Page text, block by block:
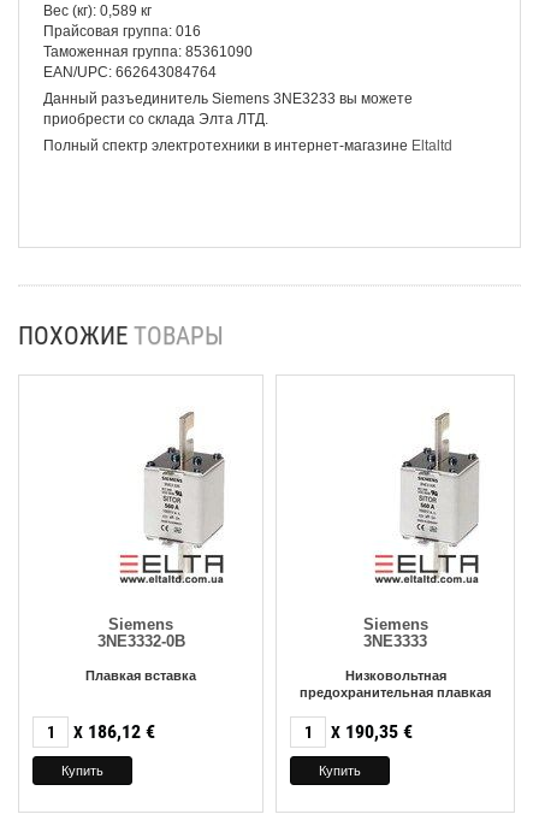
Вес (кг): 0,589 кг
Прайсовая группа: 016
Таможенная группа: 85361090
EAN/UPC: 662643084764
Данный разъединитель Siemens 3NE3233 вы можете
приобрести со склада Элта ЛТД.
Полный спектр электротехники в интернет-магазине Eltaltd
ПОХОЖИЕ ТОВАРЫ
Siemens
3NE3332-0B
Плавкая вставка
X 186,12 €
Siemens
3NE3333
Низковольтная
предохранительная плавкая
X 190,35 €